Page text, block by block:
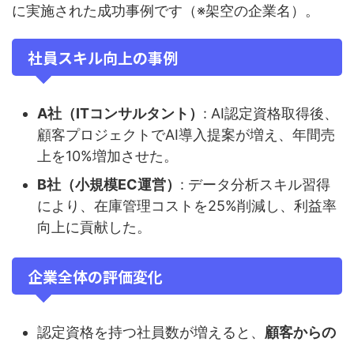
に実施された成功事例です（※架空の企業名）。
社員スキル向上の事例
A社（ITコンサルタント） : AI認定資格取得後、
顧客プロジェクトでAI導入提案が増え、年間売
上を10%増加させた。
B社（小規模EC運営） : データ分析スキル習得
により、在庫管理コストを25%削減し、利益率
向上に貢献した。
企業全体の評価変化
認定資格を持つ社員数が増えると、 顧客からの